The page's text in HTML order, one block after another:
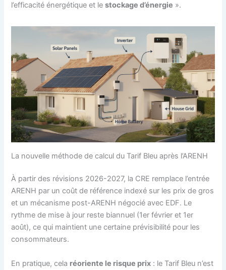
l’efficacité énergétique et lestockage d’énergie ».
La nouvelle méthode de calcul du Tarif Bleu après l’ARENH
À partir des révisions 2026-2027, la CRE remplace l’entrée
ARENH par un coût de référence indexé sur les prix de gros
et un mécanisme post-ARENH négocié avec EDF. Le
rythme de mise à jour reste biannuel (1er février et 1er
août), ce qui maintient une certaine prévisibilité pour les
consommateurs.
En pratique, cela réoriente le risque prix : le Tarif Bleu n’est